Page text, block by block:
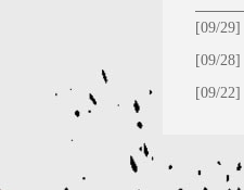
[09/29]
停！”
[09/28]
大礼！
[09/22]